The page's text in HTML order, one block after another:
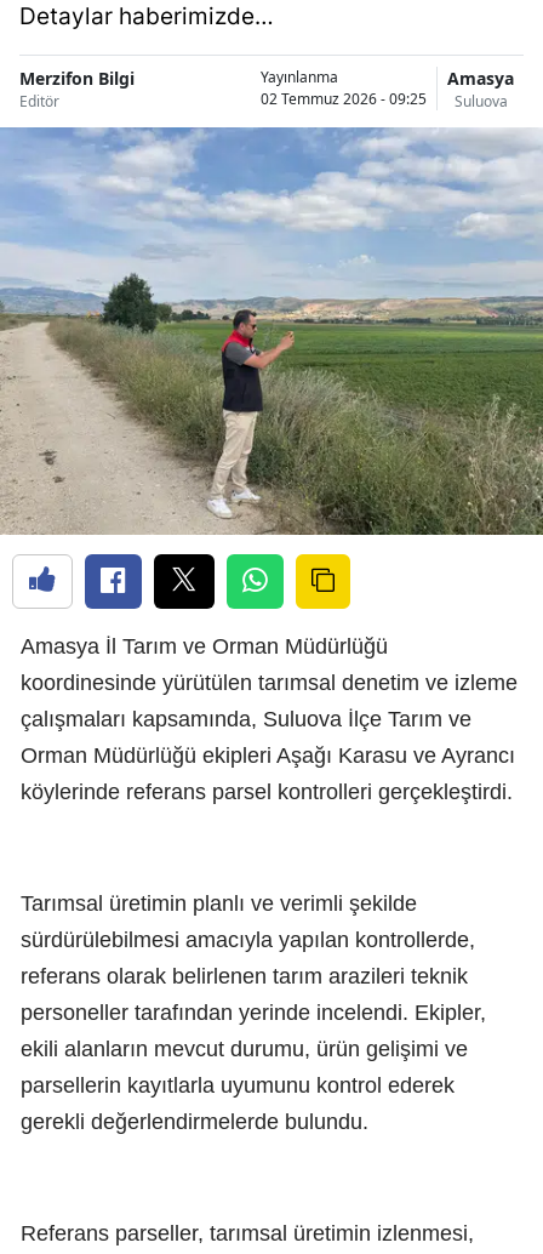
Detaylar haberimizde…
Merzifon Bilgi
Editör
Yayınlanma
02 Temmuz 2026 - 09:25
Amasya
Suluova
Amasya İl Tarım ve Orman Müdürlüğü
koordinesinde yürütülen tarımsal denetim ve izleme
çalışmaları kapsamında, Suluova İlçe Tarım ve
Orman Müdürlüğü ekipleri Aşağı Karasu ve Ayrancı
köylerinde referans parsel kontrolleri gerçekleştirdi.
Tarımsal üretimin planlı ve verimli şekilde
sürdürülebilmesi amacıyla yapılan kontrollerde,
referans olarak belirlenen tarım arazileri teknik
personeller tarafından yerinde incelendi. Ekipler,
ekili alanların mevcut durumu, ürün gelişimi ve
parsellerin kayıtlarla uyumunu kontrol ederek
gerekli değerlendirmelerde bulundu.
Referans parseller, tarımsal üretimin izlenmesi,